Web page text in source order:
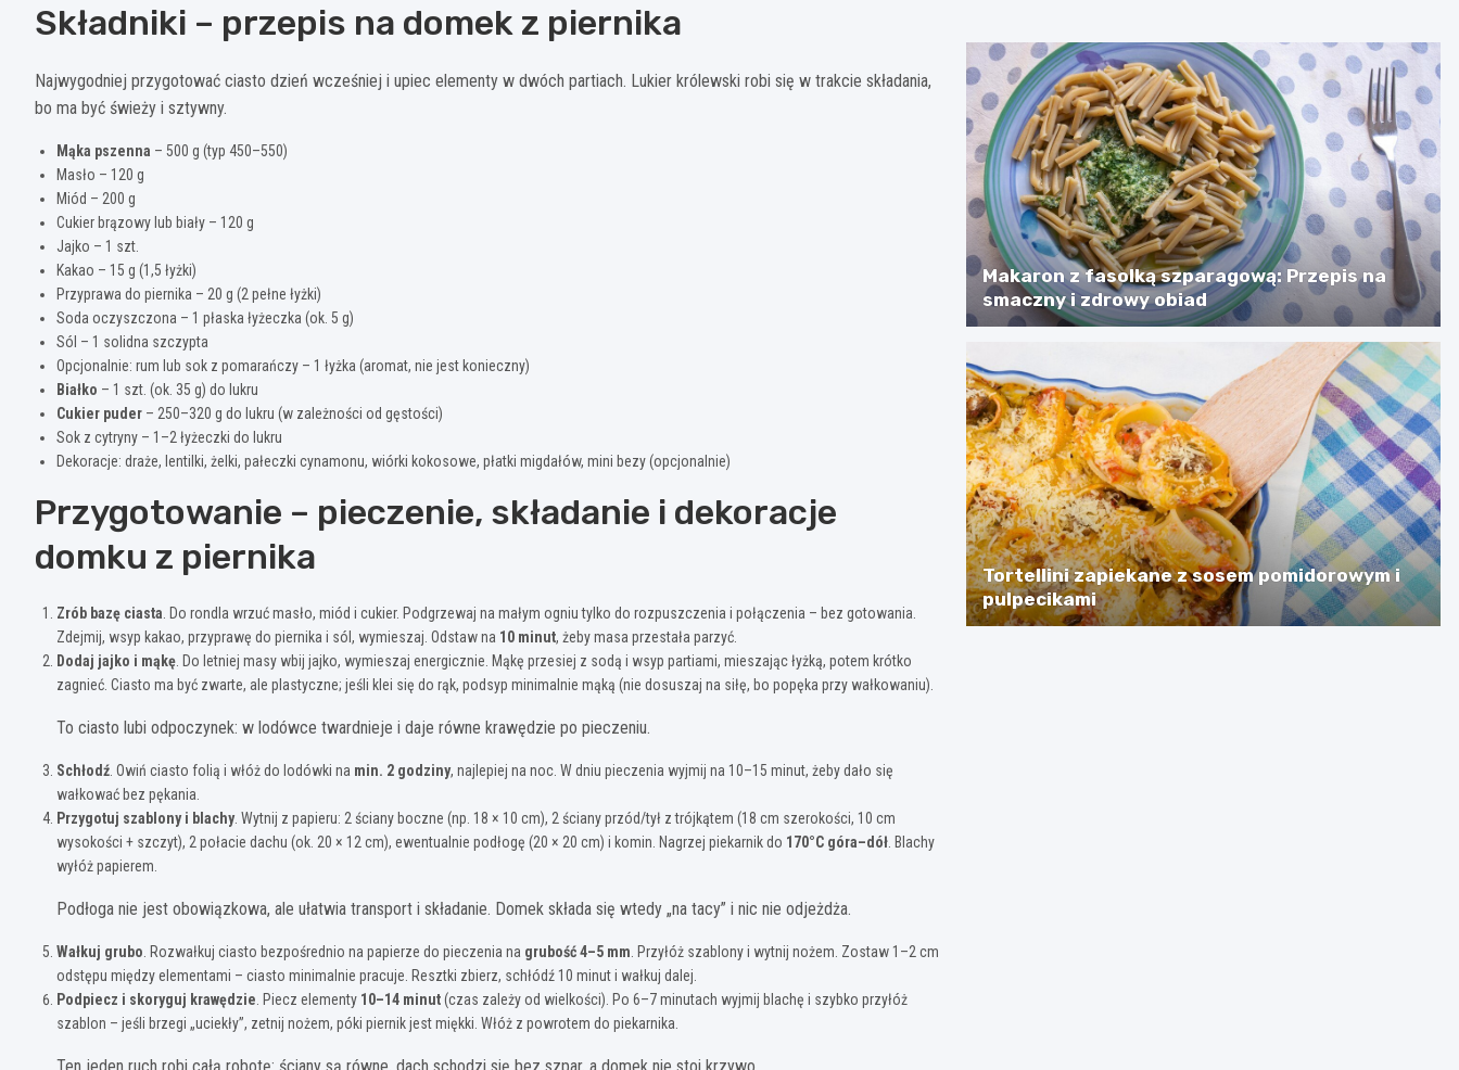
Składniki – przepis na domek z piernika
Najwygodniej przygotować ciasto dzień wcześniej i upiec elementy w dwóch partiach. Lukier królewski robi się w trakcie składania,
bo ma być świeży i sztywny.
Mąka pszenna – 500 g (typ 450–550)
Masło – 120 g
Miód – 200 g
Cukier brązowy lub biały – 120 g
Jajko – 1 szt.
Kakao – 15 g (1,5 łyżki)
Przyprawa do piernika – 20 g (2 pełne łyżki)
Soda oczyszczona – 1 płaska łyżeczka (ok. 5 g)
Sól – 1 solidna szczypta
Opcjonalnie: rum lub sok z pomarańczy – 1 łyżka (aromat, nie jest konieczny)
Białko – 1 szt. (ok. 35 g) do lukru
Cukier puder – 250–320 g do lukru (w zależności od gęstości)
Sok z cytryny – 1–2 łyżeczki do lukru
Dekoracje: draże, lentilki, żelki, pałeczki cynamonu, wiórki kokosowe, płatki migdałów, mini bezy (opcjonalnie)
Przygotowanie – pieczenie, składanie i dekoracje
domku z piernika
Zrób bazę ciasta . Do rondla wrzuć masło, miód i cukier. Podgrzewaj na małym ogniu tylko do rozpuszczenia i połączenia – bez gotowania.
Zdejmij, wsyp kakao, przyprawę do piernika i sól, wymieszaj. Odstaw na 10 minut, żeby masa przestała parzyć.
Dodaj jajko i mąkę . Do letniej masy wbij jajko, wymieszaj energicznie. Mąkę przesiej z sodą i wsyp partiami, mieszając łyżką, potem krótko
zagnieć. Ciasto ma być zwarte, ale plastyczne; jeśli klei się do rąk, podsyp minimalnie mąką (nie dosuszaj na siłę, bo popęka przy wałkowaniu).
To ciasto lubi odpoczynek: w lodówce twardnieje i daje równe krawędzie po pieczeniu.
Schłodź . Owiń ciasto folią i włóż do lodówki na min. 2 godziny, najlepiej na noc. W dniu pieczenia wyjmij na 10–15 minut, żeby dało się
wałkować bez pękania.
Przygotuj szablony i blachy. Wytnij z papieru: 2 ściany boczne (np. 18 × 10 cm), 2 ściany przód/tył z trójkątem (18 cm szerokości, 10 cm
wysokości + szczyt), 2 połacie dachu (ok. 20 × 12 cm), ewentualnie podłogę (20 × 20 cm) i komin. Nagrzej piekarnik do 170°C góra–dół . Blachy
wyłóż papierem.
Podłoga nie jest obowiązkowa, ale ułatwia transport i składanie. Domek składa się wtedy „na tacy” i nic nie odjeżdża.
Wałkuj grubo . Rozwałkuj ciasto bezpośrednio na papierze do pieczenia na grubość 4–5 mm . Przyłóż szablony i wytnij nożem. Zostaw 1–2 cm
odstępu między elementami – ciasto minimalnie pracuje. Resztki zbierz, schłódź 10 minut i wałkuj dalej.
Podpiecz i skoryguj krawędzie . Piecz elementy 10–14 minut(czas zależy od wielkości). Po 6–7 minutach wyjmij blachę i szybko przyłóż
szablon – jeśli brzegi „uciekły”, zetnij nożem, póki piernik jest miękki. Włóż z powrotem do piekarnika.
Makaron z fasolką szparagową: Przepis na
smaczny i zdrowy obiad
Tortellini zapiekane z sosem pomidorowym i
pulpecikami